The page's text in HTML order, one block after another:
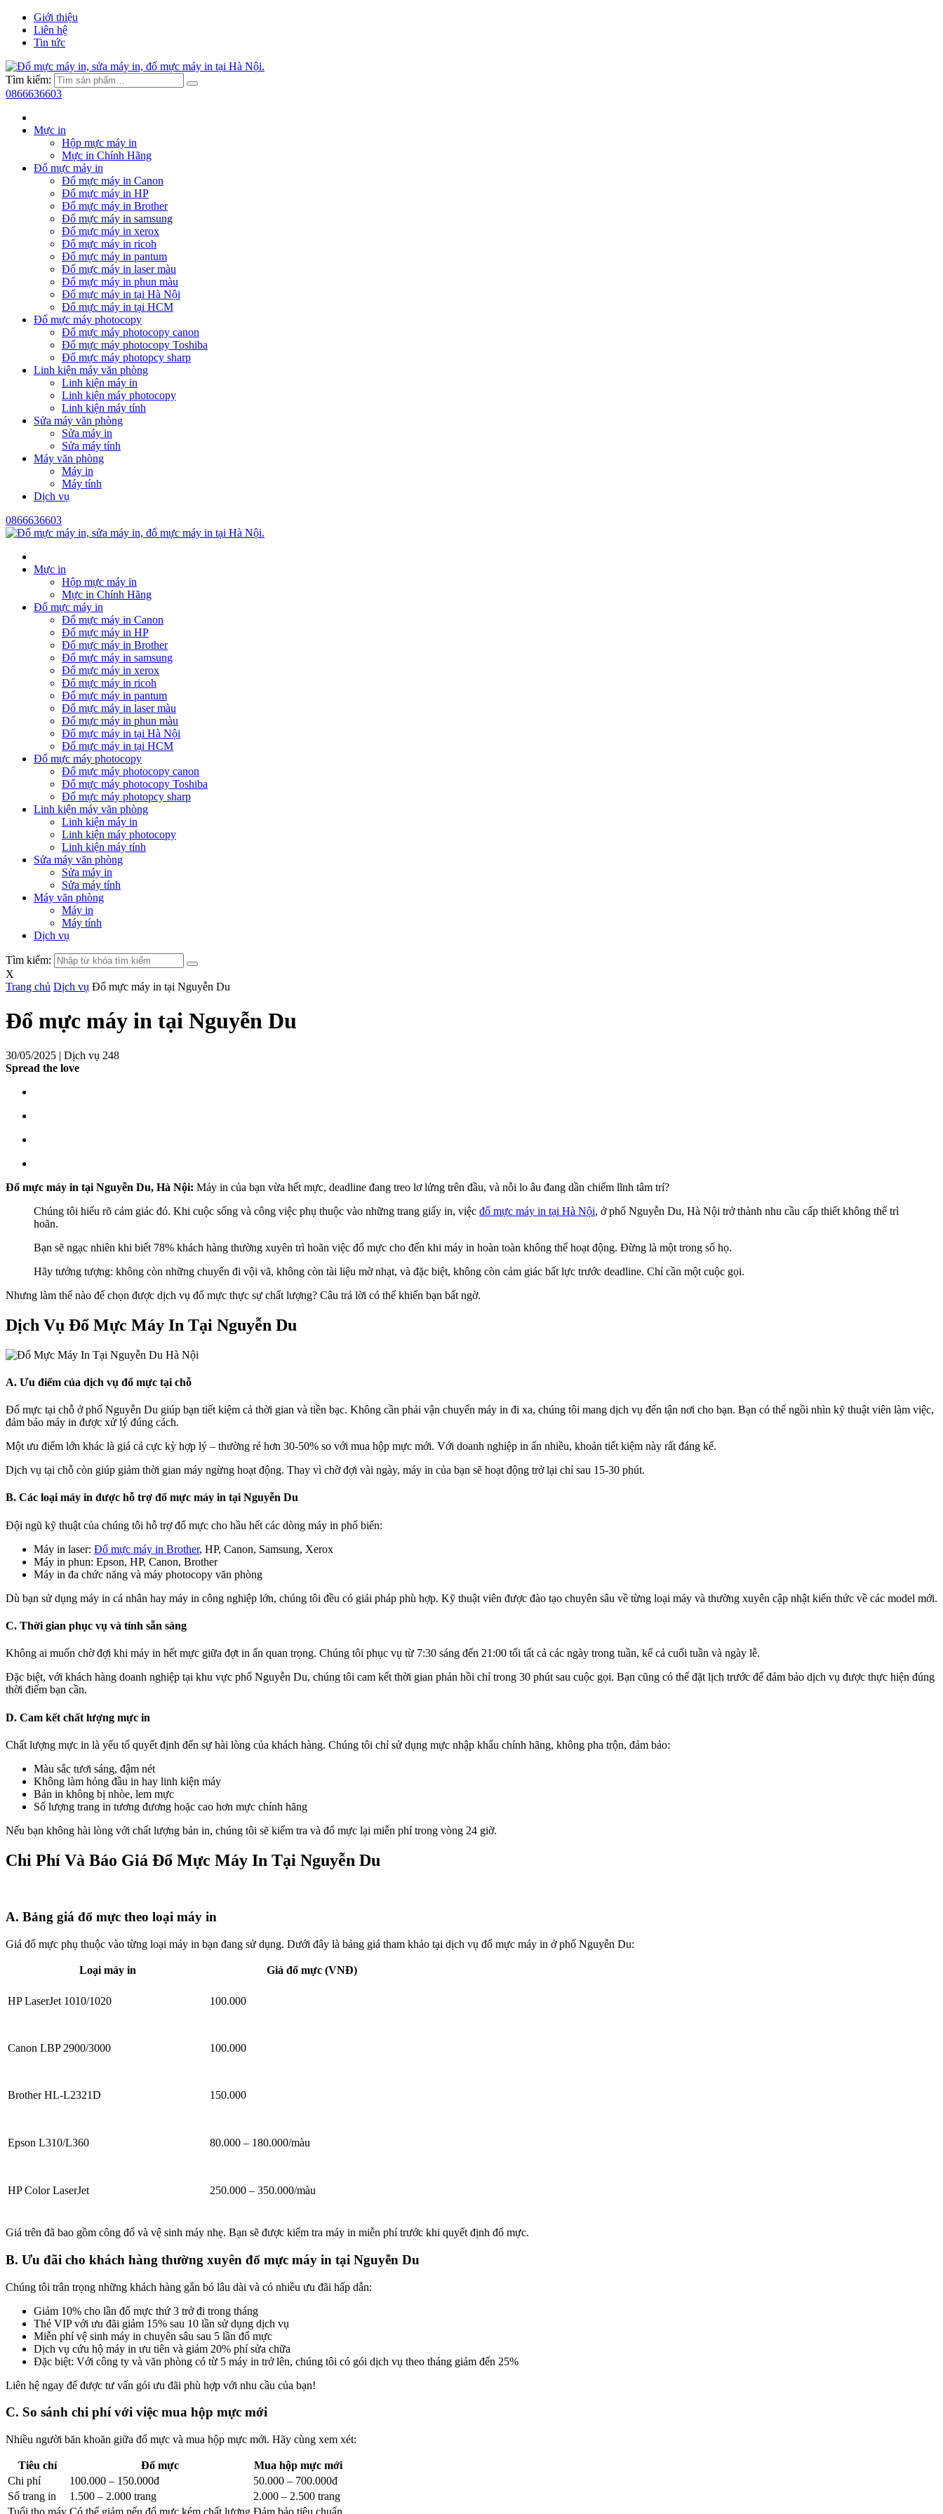
Giới thiệu
Liên hệ
Tin tức
Tìm kiếm:
0866636603
Mực in
Hộp mực máy in
Mực in Chính Hãng
Đổ mực máy in
Đổ mực máy in Canon
Đổ mực máy in HP
Đổ mực máy in Brother
Đổ mực máy in samsung
Đổ mực máy in xerox
Đổ mực máy in ricoh
Đổ mực máy in pantum
Đổ mực máy in laser màu
Đổ mực máy in phun màu
Đổ mực máy in tại Hà Nội
Đổ mực máy in tại HCM
Đổ mực máy photocopy
Đổ mực máy photocopy canon
Đổ mực máy photocopy Toshiba
Đổ mực máy photopcy sharp
Linh kiện máy văn phòng
Linh kiện máy in
Linh kiện máy photocopy
Linh kiện máy tính
Sửa máy văn phòng
Sửa máy in
Sửa máy tính
Máy văn phòng
Máy in
Máy tính
Dịch vụ
0866636603
Mực in
Hộp mực máy in
Mực in Chính Hãng
Đổ mực máy in
Đổ mực máy in Canon
Đổ mực máy in HP
Đổ mực máy in Brother
Đổ mực máy in samsung
Đổ mực máy in xerox
Đổ mực máy in ricoh
Đổ mực máy in pantum
Đổ mực máy in laser màu
Đổ mực máy in phun màu
Đổ mực máy in tại Hà Nội
Đổ mực máy in tại HCM
Đổ mực máy photocopy
Đổ mực máy photocopy canon
Đổ mực máy photocopy Toshiba
Đổ mực máy photopcy sharp
Linh kiện máy văn phòng
Linh kiện máy in
Linh kiện máy photocopy
Linh kiện máy tính
Sửa máy văn phòng
Sửa máy in
Sửa máy tính
Máy văn phòng
Máy in
Máy tính
Dịch vụ
Tìm kiếm:
X
Trang chủ Dịch vụ Đổ mực máy in tại Nguyễn Du
Đổ mực máy in tại Nguyễn Du
30/05/2025 | Dịch vụ 248
Spread the love
Đổ mực máy in tại Nguyễn Du, Hà Nội: Máy in của bạn vừa hết mực, deadline đang treo lơ lửng trên đầu, và nỗi lo âu đang dần chiếm lĩnh tâm trí?
Chúng tôi hiểu rõ cảm giác đó. Khi cuộc sống và công việc phụ thuộc vào những trang giấy in, việc đổ mực máy in tại Hà Nội, ở phố Nguyễn Du, Hà Nội trở thành nhu cầu cấp thiết không thể trì
hoãn.
Bạn sẽ ngạc nhiên khi biết 78% khách hàng thường xuyên trì hoãn việc đổ mực cho đến khi máy in hoàn toàn không thể hoạt động. Đừng là một trong số họ.
Hãy tưởng tượng: không còn những chuyến đi vội vã, không còn tài liệu mờ nhạt, và đặc biệt, không còn cảm giác bất lực trước deadline. Chỉ cần một cuộc gọi.
Nhưng làm thế nào để chọn được dịch vụ đổ mực thực sự chất lượng? Câu trả lời có thể khiến bạn bất ngờ.
Dịch Vụ Đổ Mực Máy In Tại Nguyễn Du
A. Ưu điểm của dịch vụ đổ mực tại chỗ
Đổ mực tại chỗ ở phố Nguyễn Du giúp bạn tiết kiệm cả thời gian và tiền bạc. Không cần phải vận chuyển máy in đi xa, chúng tôi mang dịch vụ đến tận nơi cho bạn. Bạn có thể ngồi nhìn kỹ thuật viên làm việc,
đảm bảo máy in được xử lý đúng cách.
Một ưu điểm lớn khác là giá cả cực kỳ hợp lý – thường rẻ hơn 30-50% so với mua hộp mực mới. Với doanh nghiệp in ấn nhiều, khoản tiết kiệm này rất đáng kể.
Dịch vụ tại chỗ còn giúp giảm thời gian máy ngừng hoạt động. Thay vì chờ đợi vài ngày, máy in của bạn sẽ hoạt động trở lại chỉ sau 15-30 phút.
B. Các loại máy in được hỗ trợ đổ mực máy in tại Nguyễn Du
Đội ngũ kỹ thuật của chúng tôi hỗ trợ đổ mực cho hầu hết các dòng máy in phổ biến:
Máy in laser: Đổ mực máy in Brother, HP, Canon, Samsung, Xerox
Máy in phun: Epson, HP, Canon, Brother
Máy in đa chức năng và máy photocopy văn phòng
Dù bạn sử dụng máy in cá nhân hay máy in công nghiệp lớn, chúng tôi đều có giải pháp phù hợp. Kỹ thuật viên được đào tạo chuyên sâu về từng loại máy và thường xuyên cập nhật kiến thức về các model mới.
C. Thời gian phục vụ và tính sẵn sàng
Không ai muốn chờ đợi khi máy in hết mực giữa đợt in ấn quan trọng. Chúng tôi phục vụ từ 7:30 sáng đến 21:00 tối tất cả các ngày trong tuần, kể cả cuối tuần và ngày lễ.
Đặc biệt, với khách hàng doanh nghiệp tại khu vực phố Nguyễn Du, chúng tôi cam kết thời gian phản hồi chỉ trong 30 phút sau cuộc gọi. Bạn cũng có thể đặt lịch trước để đảm bảo dịch vụ được thực hiện đúng
thời điểm bạn cần.
D. Cam kết chất lượng mực in
Chất lượng mực in là yếu tố quyết định đến sự hài lòng của khách hàng. Chúng tôi chỉ sử dụng mực nhập khẩu chính hãng, không pha trộn, đảm bảo:
Màu sắc tươi sáng, đậm nét
Không làm hỏng đầu in hay linh kiện máy
Bản in không bị nhòe, lem mực
Số lượng trang in tương đương hoặc cao hơn mực chính hãng
Nếu bạn không hài lòng với chất lượng bản in, chúng tôi sẽ kiểm tra và đổ mực lại miễn phí trong vòng 24 giờ.
Chi Phí Và Báo Giá Đổ Mực Máy In Tại Nguyễn Du
A. Bảng giá đổ mực theo loại máy in
Giá đổ mực phụ thuộc vào từng loại máy in bạn đang sử dụng. Dưới đây là bảng giá tham khảo tại dịch vụ đổ mực máy in ở phố Nguyễn Du:
Loại máy in Giá đổ mực (VNĐ)
HP LaserJet 1010/1020 100.000
Canon LBP 2900/3000 100.000
Brother HL-L2321D 150.000
Epson L310/L360 80.000 – 180.000/màu
HP Color LaserJet 250.000 – 350.000/màu
Giá trên đã bao gồm công đổ và vệ sinh máy nhẹ. Bạn sẽ được kiểm tra máy in miễn phí trước khi quyết định đổ mực.
B. Ưu đãi cho khách hàng thường xuyên đổ mực máy in tại Nguyễn Du
Chúng tôi trân trọng những khách hàng gắn bó lâu dài và có nhiều ưu đãi hấp dẫn:
Giảm 10% cho lần đổ mực thứ 3 trở đi trong tháng
Thẻ VIP với ưu đãi giảm 15% sau 10 lần sử dụng dịch vụ
Miễn phí vệ sinh máy in chuyên sâu sau 5 lần đổ mực
Dịch vụ cứu hộ máy in ưu tiên và giảm 20% phí sửa chữa
Đặc biệt: Với công ty và văn phòng có từ 5 máy in trở lên, chúng tôi có gói dịch vụ theo tháng giảm đến 25%
Liên hệ ngay để được tư vấn gói ưu đãi phù hợp với nhu cầu của bạn!
C. So sánh chi phí với việc mua hộp mực mới
Nhiều người băn khoăn giữa đổ mực và mua hộp mực mới. Hãy cùng xem xét:
Tiêu chí Đổ mực
Mua hộp mực mới
Chi phí
100.000 – 150.000đ
50.000 – 700.000đ
Số trang in
1.500 – 2.000 trang
2.000 – 2.500 trang
Tuổi thọ máy Có thể giảm nếu đổ mực kém chất lượng Đảm bảo tiêu chuẩn